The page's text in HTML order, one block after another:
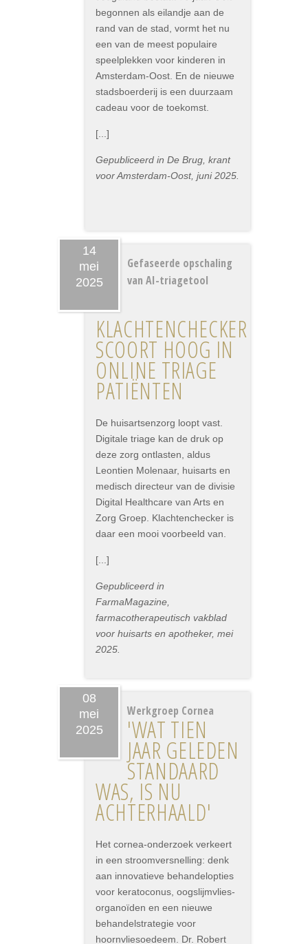
begonnen als eilandje aan de
rand van de stad, vormt het nu
een van de meest populaire
speelplekken voor kinderen in
Amsterdam-Oost. En de nieuwe
stadsboerderij is een duurzaam
cadeau voor de toekomst.
[...]
Gepubliceerd in De Brug, krant
voor Amsterdam-Oost, juni 2025.
14
mei
2025
Gefaseerde opschaling
van AI-triagetool
KLACHTENCHECKER
SCOORT HOOG IN
ONLINE TRIAGE
PATIËNTEN
De huisartsenzorg loopt vast.
Digitale triage kan de druk op
deze zorg ontlasten, aldus
Leontien Molenaar, huisarts en
medisch directeur van de divisie
Digital Healthcare van Arts en
Zorg Groep. Klachtenchecker is
daar een mooi voorbeeld van.
[...]
Gepubliceerd in
FarmaMagazine,
farmacotherapeutisch vakblad
voor huisarts en apotheker, mei
2025.
08
mei
2025
Werkgroep Cornea
'WAT TIEN
JAAR GELEDEN
STANDAARD
WAS, IS NU
ACHTERHAALD'
Het cornea-onderzoek verkeert
in een stroomversnelling: denk
aan innovatieve behandelopties
voor keratoconus, oogslijmvlies-
organoïden en een nieuwe
behandelstrategie voor
hoornvliesoedeem. Dr. Robert